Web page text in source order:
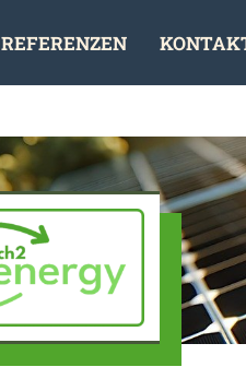
REFERENZEN